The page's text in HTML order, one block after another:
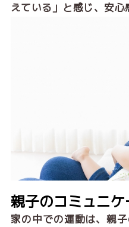
えている」と感じ、安心
親子のコミュニ
家の中での運動は、親